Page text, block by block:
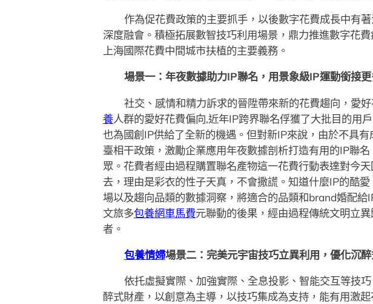
作為促花費政策的主要抓手，以後數字花費成長中有
深度融會。積極拓展數智技巧利用場景，鼎力推進數字花
上海國際花費中間城市扶植的主要義務。
場景一：年夜數據助力IP聯名，用景象級IP運動銜接
社交、感情和精力訴求的晉陞帶來新的花費趨向，愛
養人群的愛好花費偏向,近年IP跨界聯名俘獲了大批目的用
也為國創IP供給了全新的機遇。但對新IP來說，由於不具
臺相干政策，激勵企業應用年夜數據剖析打造有用的IP聯
眾。花費者經由過程購置聯名產物這一花費行動表達對今天
去，理由是彩衣的性子天真，不會撒謊。知道什麼IP的酷
場以及趨向品類的數據洞察，將適合的品類和brand婚配
文旅多包養網車馬費元聯動的後果，經由過程傳統文明立
者。
包養情婦場景二：完美元宇宙技巧立異利用，優化沉
依托虛擬實際、加強實際、全息投影、智能交互等技
醉式財產，以創意為主導，以技巧集成為支持，能有用激